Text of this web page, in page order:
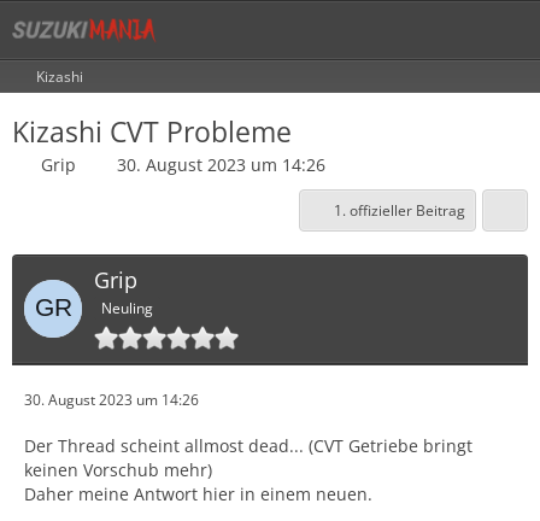
Kizashi
Kizashi CVT Probleme
Grip 30. August 2023 um 14:26
1. offizieller Beitrag
Grip
Neuling
30. August 2023 um 14:26
Der Thread scheint allmost dead... (CVT Getriebe bringt
keinen Vorschub mehr)
Daher meine Antwort hier in einem neuen.